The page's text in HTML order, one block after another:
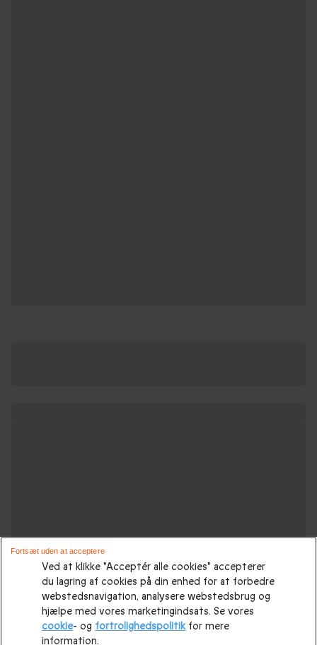
Ved at klikke "Acceptér alle cookies" accepterer
du lagring af cookies på din enhed for at forbedre
webstedsnavigation, analysere webstedsbrug og
hjælpe med vores marketingindsats. Se vores
cookie- og fortrolighedspolitikfor mere
information.
Fortsæt uden at acceptere